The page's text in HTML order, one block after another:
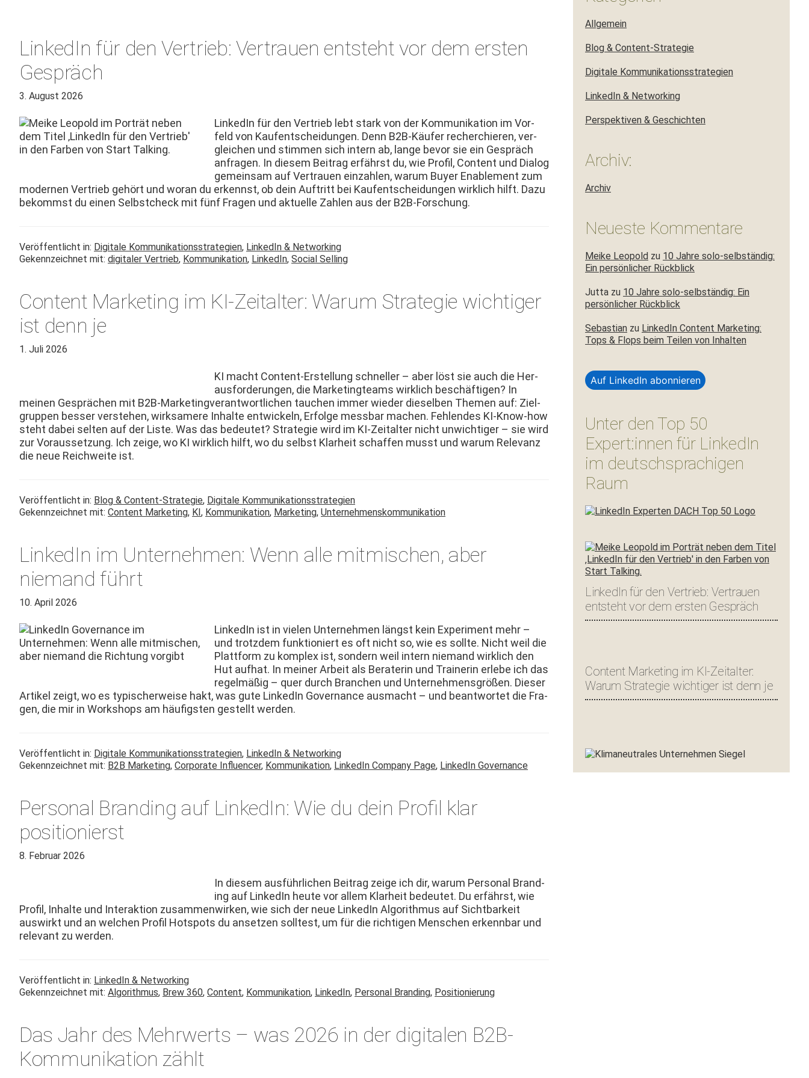
LinkedIn für den Vertrieb: Vertrauen entsteht vor dem ersten
Gespräch
3. August 2026
LinkedIn für den Ver­trieb lebt stark von der Kom­mu­nika­tion im Vor­
feld von Kaufentschei­dun­gen. Denn B2B-Käufer recher­chieren, ver­
gle­ichen und stim­men sich intern ab, lange bevor sie ein Gespräch
anfra­gen. In diesem Beitrag erfährst du, wie Pro­fil, Con­tent und Dia­log
gemein­sam auf Ver­trauen ein­zahlen, warum Buy­er Enable­ment zum
mod­er­nen Ver­trieb gehört und woran du erkennst, ob dein Auftritt bei Kaufentschei­dun­gen wirk­lich hil­ft. Dazu
bekommst du einen Selb­stcheck mit fünf Fra­gen und aktuelle Zahlen aus der B2B-Forschung.
Veröffentlicht in: Digitale Kommunikationsstrategien, LinkedIn & Networking
Gekennzeichnet mit: digitaler Vertrieb, Kommunikation, LinkedIn, Social Selling
Content Marketing im KI-Zeitalter: Warum Strategie wichtiger
ist denn je
1. Juli 2026
KI macht Con­tent-Erstel­lung schneller – aber löst sie auch die Her­
aus­forderun­gen, die Mar­ket­ingteams wirk­lich beschäfti­gen? In
meinen Gesprächen mit B2B-Mar­ket­ingver­ant­wortlichen tauchen immer wieder diesel­ben The­men auf: Ziel­
grup­pen bess­er ver­ste­hen, wirk­samere Inhalte entwick­eln, Erfolge mess­bar machen. Fehlen­des KI-Know-how
ste­ht dabei sel­ten auf der Liste. Was das bedeutet? Strate­gie wird im KI-Zeital­ter nicht unwichtiger – sie wird
zur Voraus­set­zung. Ich zeige, wo KI wirk­lich hil­ft, wo du selb­st Klarheit schaf­fen musst und warum Rel­e­vanz
die neue Reich­weite ist.
Veröffentlicht in: Blog & Content-Strategie, Digitale Kommunikationsstrategien
Gekennzeichnet mit: Content Marketing, KI, Kommunikation, Marketing, Unternehmenskommunikation
LinkedIn im Unternehmen: Wenn alle mitmischen, aber
niemand führt
10. April 2026
LinkedIn ist in vie­len Unternehmen längst kein Exper­i­ment mehr –
und trotz­dem funk­tion­iert es oft nicht so, wie es sollte. Nicht weil die
Plat­tform zu kom­plex ist, son­dern weil intern nie­mand wirk­lich den
Hut aufhat. In mein­er Arbeit als Bera­terin und Trainer­in erlebe ich das
regelmäßig – quer durch Branchen und Unternehmensgrößen. Dieser
Artikel zeigt, wo es typ­is­cher­weise hakt, was gute LinkedIn Gov­er­nance aus­macht – und beant­wortet die Fra­
gen, die mir in Work­shops am häu­fig­sten gestellt werden.
Veröffentlicht in: Digitale Kommunikationsstrategien, LinkedIn & Networking
Gekennzeichnet mit: B2B Marketing, Corporate Influencer, Kommunikation, LinkedIn Company Page, LinkedIn Governance
Personal Branding auf LinkedIn: Wie du dein Profil klar
positionierst
8. Februar 2026
In diesem aus­führlichen Beitrag zeige ich dir, warum Per­son­al Brand­
ing auf LinkedIn heute vor allem Klarheit bedeutet. Du erfährst, wie
Pro­fil, Inhalte und Inter­ak­tion zusam­men­wirken, wie sich der neue LinkedIn Algo­rith­mus auf Sicht­barkeit
auswirkt und an welchen Pro­fil Hotspots du anset­zen soll­test, um für die richti­gen Men­schen erkennbar und
rel­e­vant zu werden.
Veröffentlicht in: LinkedIn & Networking
Gekennzeichnet mit: Algorithmus, Brew 360, Content, Kommunikation, LinkedIn, Personal Branding, Positionierung
Das Jahr des Mehrwerts – was 2026 in der digitalen B2B-
Kommunikation zählt
Allgemein
Blog & Content-Strategie
Digitale Kommunikationsstrategien
LinkedIn & Networking
Perspektiven & Geschichten
Archiv:
Archiv
Neueste Kommentare
Meike Leopold zu 10 Jahre solo-selbständig:
Ein persönlicher Rückblick
Jutta zu 10 Jahre solo-selbständig: Ein
persönlicher Rückblick
Sebastian zu LinkedIn Content Marketing:
Tops & Flops beim Teilen von Inhalten
Auf LinkedIn abonnieren
Unter den Top 50
Expert:innen für LinkedIn
im deutschsprachigen
Raum
LinkedIn für den Vertrieb: Vertrauen
entsteht vor dem ersten Gespräch
Content Marketing im KI-Zeitalter:
Warum Strategie wichtiger ist denn je